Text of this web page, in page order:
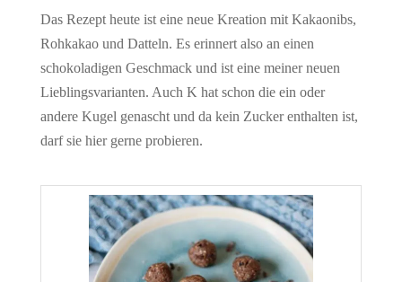
Das Rezept heute ist eine neue Kreation mit Kakaonibs,
Rohkakao und Datteln. Es erinnert also an einen
schokoladigen Geschmack und ist eine meiner neuen
Lieblingsvarianten. Auch K hat schon die ein oder
andere Kugel genascht und da kein Zucker enthalten ist,
darf sie hier gerne probieren.